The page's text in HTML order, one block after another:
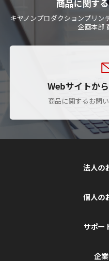
商品に関す
キヤノンプロダクションプリン
企画本部
Webサイトか
商品に関するお問
法人の
個人の
サポー
企